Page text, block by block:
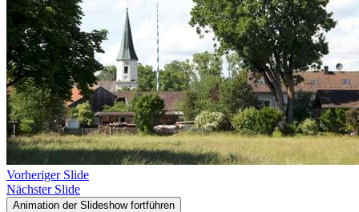
Vorheriger Slide
Nächster Slide
Animation der Slideshow fortführen